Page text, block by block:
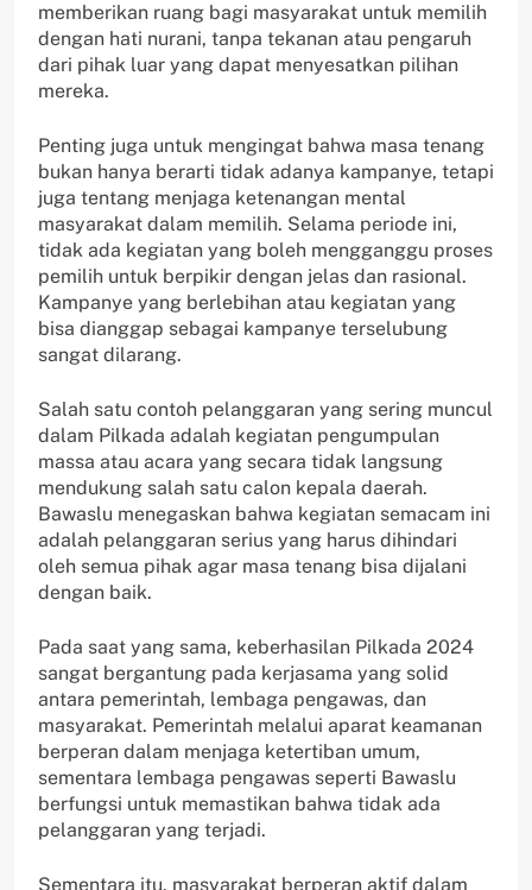
memberikan ruang bagi masyarakat untuk memilih
dengan hati nurani, tanpa tekanan atau pengaruh
dari pihak luar yang dapat menyesatkan pilihan
mereka.
Penting juga untuk mengingat bahwa masa tenang
bukan hanya berarti tidak adanya kampanye, tetapi
juga tentang menjaga ketenangan mental
masyarakat dalam memilih. Selama periode ini,
tidak ada kegiatan yang boleh mengganggu proses
pemilih untuk berpikir dengan jelas dan rasional.
Kampanye yang berlebihan atau kegiatan yang
bisa dianggap sebagai kampanye terselubung
sangat dilarang.
Salah satu contoh pelanggaran yang sering muncul
dalam Pilkada adalah kegiatan pengumpulan
massa atau acara yang secara tidak langsung
mendukung salah satu calon kepala daerah.
Bawaslu menegaskan bahwa kegiatan semacam ini
adalah pelanggaran serius yang harus dihindari
oleh semua pihak agar masa tenang bisa dijalani
dengan baik.
Pada saat yang sama, keberhasilan Pilkada 2024
sangat bergantung pada kerjasama yang solid
antara pemerintah, lembaga pengawas, dan
masyarakat. Pemerintah melalui aparat keamanan
berperan dalam menjaga ketertiban umum,
sementara lembaga pengawas seperti Bawaslu
berfungsi untuk memastikan bahwa tidak ada
pelanggaran yang terjadi.
Sementara itu, masyarakat berperan aktif dalam